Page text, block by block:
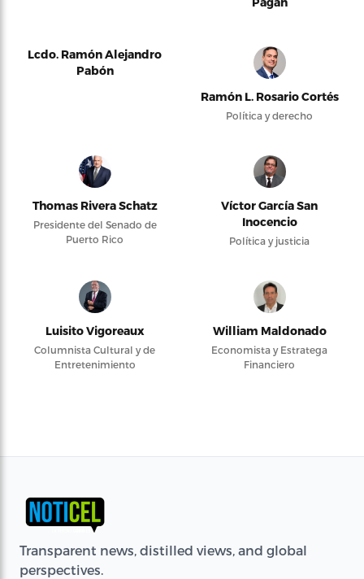
Lcdo. Ramón Alejandro
Pabón
Ramón L. Rosario Cortés
Política y derecho
Thomas Rivera Schatz
Presidente del Senado de
Puerto Rico
Víctor García San
Inocencio
Política y justicia
Luisito Vigoreaux
Columnista Cultural y de
Entretenimiento
William Maldonado
Economista y Estratega
Financiero
Transparent news, distilled views, and global
perspectives.